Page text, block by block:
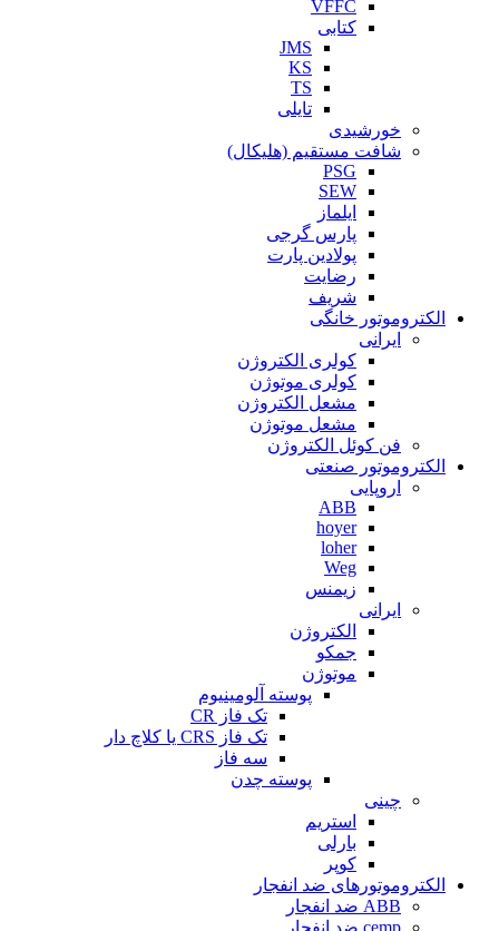
VFFC
کتابی
JMS
KS
TS
تایلی
خورشیدی
شافت مستقیم (هلیکال)
PSG
SEW
ایلماز
پارس گرجی
پولادین پارت
رضایت
شریف
الکتروموتور خانگی
ایرانی
کولری الکتروژن
کولری موتوژن
مشعل الکتروژن
مشعل موتوژن
فن کوئل الکتروژن
الکتروموتور صنعتی
اروپایی
ABB
hoyer
loher
Weg
زیمنس
ایرانی
الکتروژن
جمکو
موتوژن
پوسته آلومینیوم
تک فاز CR
تک فاز CRS یا کلاچ دار
سه فاز
پوسته چدن
چینی
استریم
بارلی
کوپر
الکتروموتورهای ضد انفجار
ABB ضد انفجار